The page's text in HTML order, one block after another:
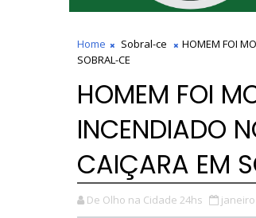
Home Sobral-ce
HOMEM FOI
SOBRAL-CE
HOMEM FOI
INCENDIADO
CAIÇARA EM
De Olho na Cidade 24hs janeiro